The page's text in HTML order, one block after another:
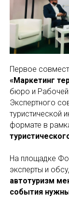
Первое
«Маркетинг
бюро и Рабочей
Экспертного
туристической
формате в
На площадке
эксперты и
автотуризм
события